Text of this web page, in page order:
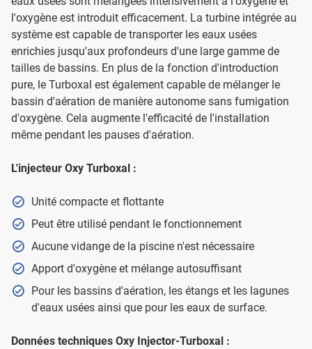
l'oxygène est introduit efficacement. La turbine intégrée au
système est capable de transporter les eaux usées
enrichies jusqu'aux profondeurs d'une large gamme de
tailles de bassins. En plus de la fonction d'introduction
pure, le Turboxal est également capable de mélanger le
bassin d'aération de manière autonome sans fumigation
d'oxygène. Cela augmente l'efficacité de l'installation
même pendant les pauses d'aération.
L'injecteur Oxy Turboxal :
Unité compacte et flottante
Peut être utilisé pendant le fonctionnement
Aucune vidange de la piscine n'est nécessaire
Apport d'oxygène et mélange autosuffisant
Pour les bassins d'aération, les étangs et les lagunes
d'eaux usées ainsi que pour les eaux de surface.
Données techniques Oxy Injector-Turboxal :